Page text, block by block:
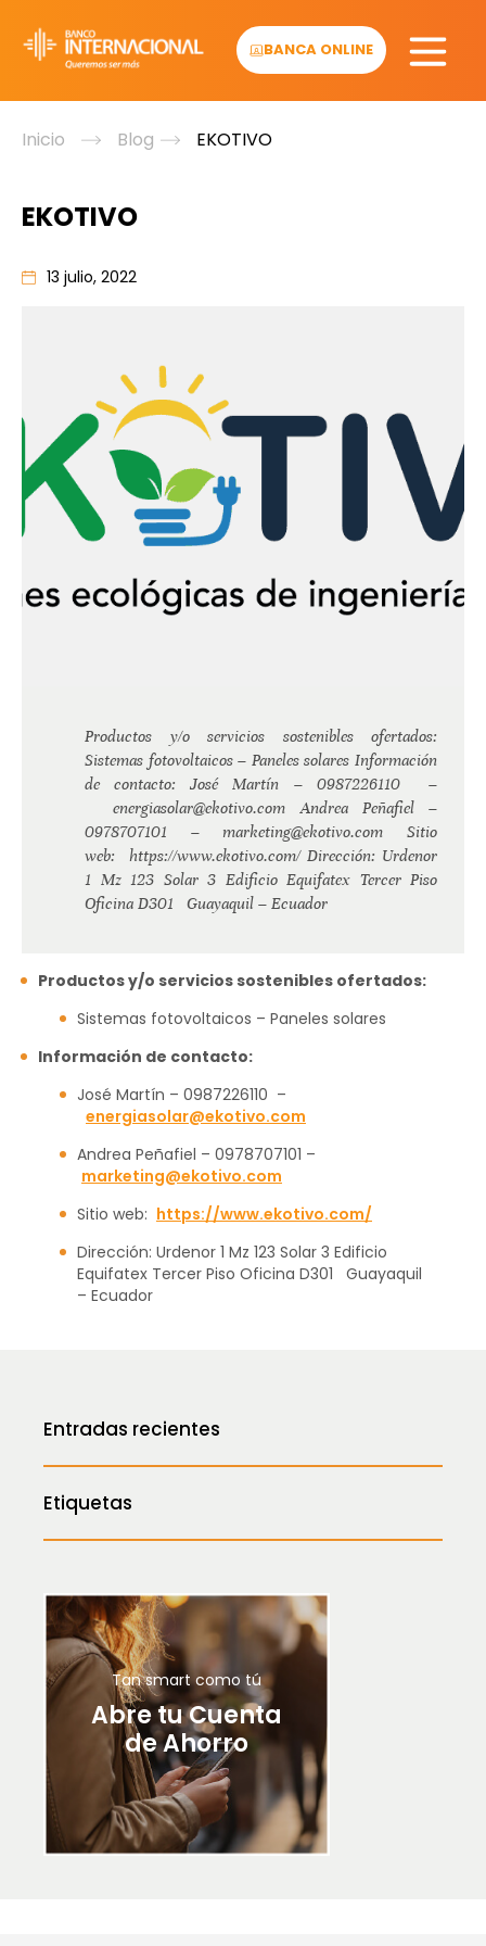
content
BANCA ONLINE
Entradas recientes
Etiquetas
Tan smart como tú
Abre tu Cuenta
de Ahorro
Inicio Blog EKOTIVO
EKOTIVO
13 julio, 2022
Productos y/o servicios sostenibles ofertados:
Sistemas fotovoltaicos – Paneles solares Información
de contacto: José Martín – 0987226110 –
energiasolar@ekotivo.com Andrea Peñafiel –
0978707101 – marketing@ekotivo.com Sitio
web: https://www.ekotivo.com/ Dirección: Urdenor
1 Mz 123 Solar 3 Edificio Equifatex Tercer Piso
Oficina D301 Guayaquil – Ecuador
Productos y/o servicios sostenibles ofertados:
Sistemas fotovoltaicos – Paneles solares
Información de contacto:
José Martín – 0987226110 –
energiasolar@ekotivo.com
Andrea Peñafiel – 0978707101 –
marketing@ekotivo.com
Sitio web: https://www.ekotivo.com/
Dirección: Urdenor 1 Mz 123 Solar 3 Edificio
Equifatex Tercer Piso Oficina D301 Guayaquil
– Ecuador